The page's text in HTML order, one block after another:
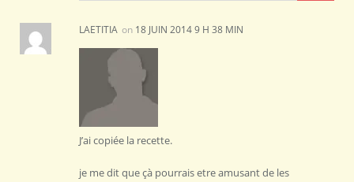
LAETITIA on 18 JUIN 2014 9 H 38 MIN
J’ai copiée la recette.
je me dit que çà pourrais etre amusant de les